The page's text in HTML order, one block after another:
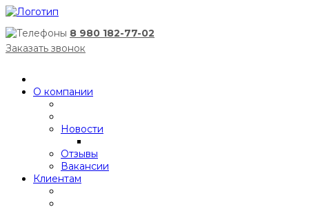
8 980 182-77-02
Заказать звонок
О компании
Новости
Отзывы
Вакансии
Клиентам